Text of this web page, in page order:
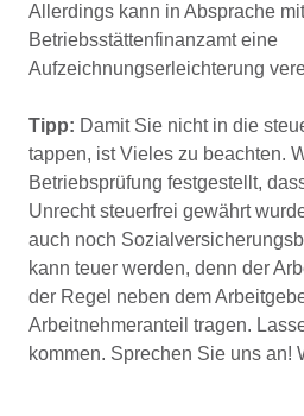
Allerdings kann in Absprache
Betriebsstättenfinanzamt eine
Aufzeichnungserleichterung
Tipp: Damit Sie nicht in die
tappen, ist Vieles zu beachten.
Betriebsprüfung festgestellt,
Unrecht steuerfrei gewährt
auch noch
kann teuer werden, denn der
der Regel neben dem
Arbeitnehmeranteil tragen.
kommen. Sprechen Sie uns an!